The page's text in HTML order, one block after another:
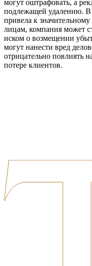
могут оштрафовать, а
подлежащей удалению. В
привела к
лицам, компания может
иском о возмещении
могут нанести вред
отрицательно повлиять
потере клиентов.